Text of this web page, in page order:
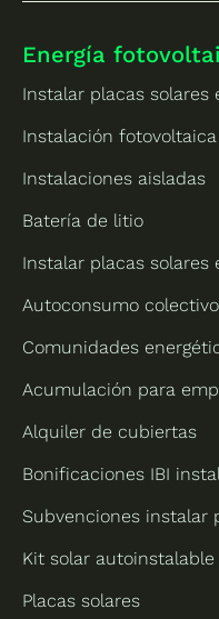
Energía
Instalar placas solares
Instalación
Instalaciones aisladas
Batería de litio
Instalar placas
Autoconsumo colectivo
Comunidades
Acumulación para
Alquiler de cubiertas
Bonificaciones IBI
Subvenciones instalar
Kit solar autoinstalable
Placas solares